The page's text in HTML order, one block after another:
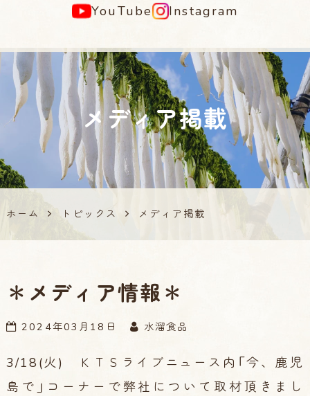
YouTube Instagram
メディア掲載
ホーム トピックス メディア掲載
＊メディア情報＊
2024年03月18日 水溜食品
3/18(火) ＫＴＳライブニュース内「今、鹿児
島で」コーナーで弊社について取材頂きまし